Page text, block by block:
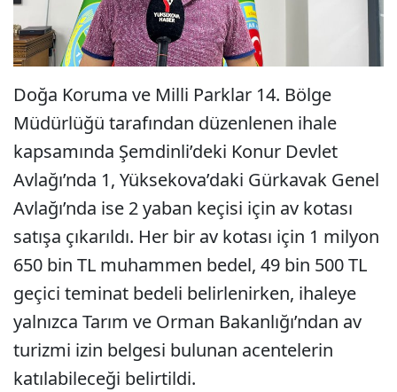
Doğa Koruma ve Milli Parklar 14. Bölge
Müdürlüğü tarafından düzenlenen ihale
kapsamında Şemdinli’deki Konur Devlet
Avlağı’nda 1, Yüksekova’daki Gürkavak Genel
Avlağı’nda ise 2 yaban keçisi için av kotası
satışa çıkarıldı. Her bir av kotası için 1 milyon
650 bin TL muhammen bedel, 49 bin 500 TL
geçici teminat bedeli belirlenirken, ihaleye
yalnızca Tarım ve Orman Bakanlığı’ndan av
turizmi izin belgesi bulunan acentelerin
katılabileceği belirtildi.